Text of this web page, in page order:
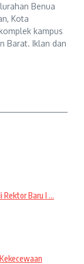
Benua
Kota
kampus
Barat. Iklan dan
Rektor Baru I ...